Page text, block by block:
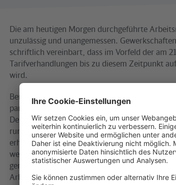
Die am heutigen Morgen durchgeführte
unzulässig und unangemessen.
schriftlich vereinbart, dass im Vorfeld der am
Tarifverhandlungen bis zu diesem Zeitpunkt
wird.
Bereits Anfang April legte der Arbeitgeber
paraphierten Verkehrsvertrag zwischen S-
Der Verkehrsvertrag ist nach Abschluss 15
rund ein Drittel der Leistungen der S-Bahn im
erhält einen Preisnachlass in zweistelliger
wesentlichen Angebotseinschränkungen
geringeren finanziellen Mittel Arbeitsplätze bei
Arbeitgeberseite vor, die wöchentliche